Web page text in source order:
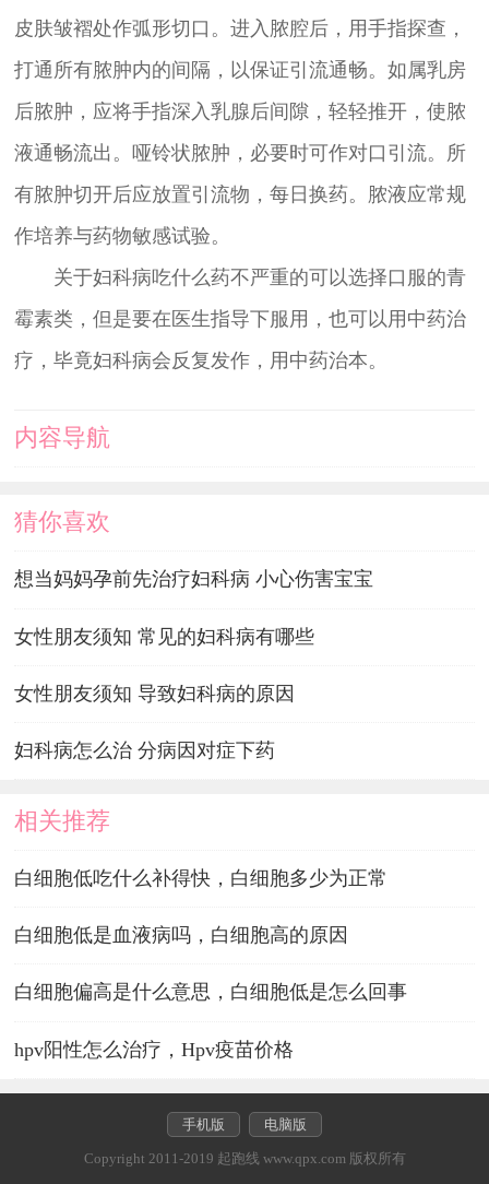
皮肤皱褶处作弧形切口。进入脓腔后，用手指探查，
打通所有脓肿内的间隔，以保证引流通畅。如属乳房
后脓肿，应将手指深入乳腺后间隙，轻轻推开，使脓
液通畅流出。哑铃状脓肿，必要时可作对口引流。所
有脓肿切开后应放置引流物，每日换药。脓液应常规
作培养与药物敏感试验。
关于妇科病吃什么药不严重的可以选择口服的青
霉素类，但是要在医生指导下服用，也可以用中药治
疗，毕竟妇科病会反复发作，用中药治本。
内容导航
猜你喜欢
想当妈妈孕前先治疗妇科病 小心伤害宝宝
女性朋友须知 常见的妇科病有哪些
女性朋友须知 导致妇科病的原因
妇科病怎么治 分病因对症下药
相关推荐
白细胞低吃什么补得快，白细胞多少为正常
白细胞低是血液病吗，白细胞高的原因
白细胞偏高是什么意思，白细胞低是怎么回事
hpv阳性怎么治疗，Hpv疫苗价格
手机版 电脑版
Copyright 2011-2019 起跑线 www.qpx.com 版权所有